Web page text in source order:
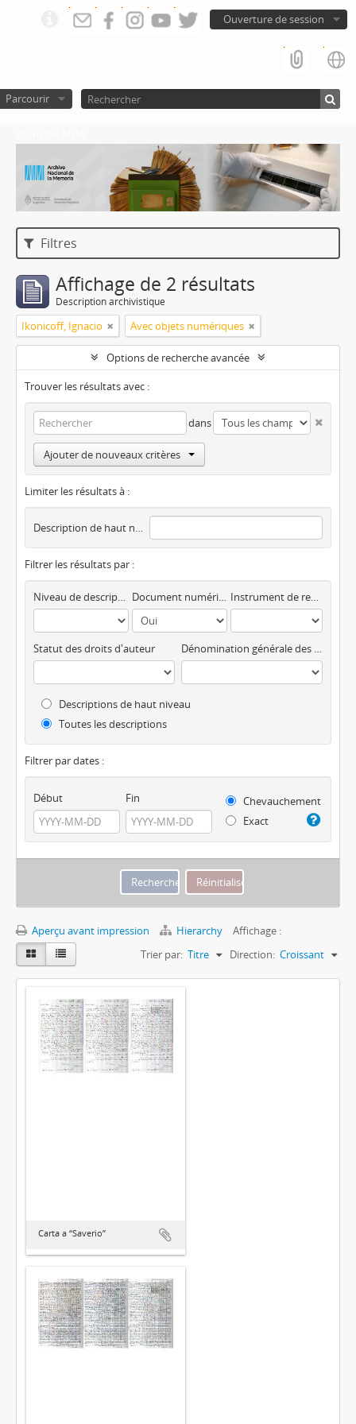
Ouverture de session
Parcourir
Filtres
Affichage de 2 résultats
Description archivistique
Ikonicoff, Ignacio Avec objets numériques
Options de recherche avancée
Trouver les résultats avec :
dans
Ajouter de nouveaux critères
Limiter les résultats à :
Description de haut niveau
Filtrer les résultats par :
Niveau de description Document numérique disponible Instrument de recherche
Statut des droits d'auteur Dénomination générale des documents
Descriptions de haut niveau
Toutes les descriptions
Filtrer par dates :
Début Fin
Chevauchement
Exact
Aperçu avant impression Hierarchy
Affichage :
Trier par: Titre Direction: Croissant
Carta a “Saverio”